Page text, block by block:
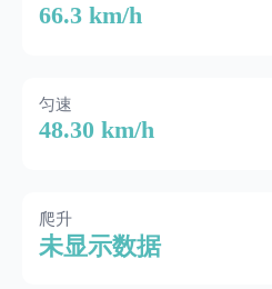
66.3 km/h
匀速
48.30 km/h
爬升
未显示数据